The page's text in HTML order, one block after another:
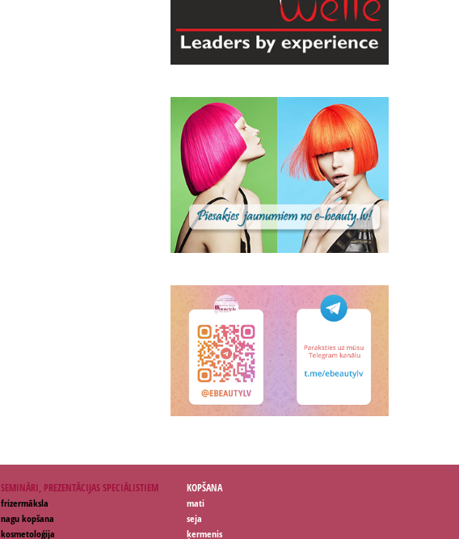
SEMINĀRI, PREZENTĀCIJAS SPECIĀLISTIEM
frizermāksla
nagu kopšana
kosmetoloģija
KOPŠANA
mati
seja
ķermenis